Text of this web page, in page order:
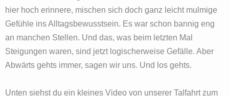
hier hoch erinnere, mischen sich doch ganz leicht mulmige
Gefühle ins Alltagsbewusstsein. Es war schon bannig eng
an manchen Stellen. Und das, was beim letzten Mal
Steigungen waren, sind jetzt logischerweise Gefälle. Aber
Abwärts gehts immer, sagen wir uns. Und los gehts.
Unten siehst du ein kleines Video von unserer Talfahrt zum